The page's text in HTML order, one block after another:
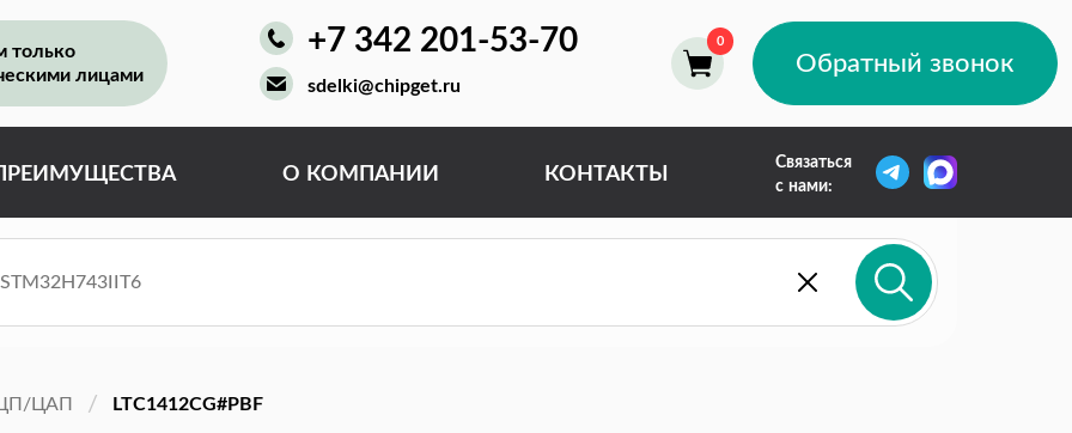
только
лицами
+7 342 201-53-70
sdelki@chipget.ru
Обратный звонок
О КОМПАНИИ КОНТАКТЫ
Связаться
с нами:
ЦАП LTC1412CG#PBF